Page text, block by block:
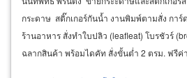
กระดาษ สติ๊กเกอร์กันน้ำ งานพิมพ์ตามสั่ง การ์
ร้านอาหาร สั่งทำใบปลิว (leafleat) โบรชัวร์
ฉลากสินค้า พร้อมไดคัท สั่งขั้นต่ำ 2 ตรม. ฟรีค่